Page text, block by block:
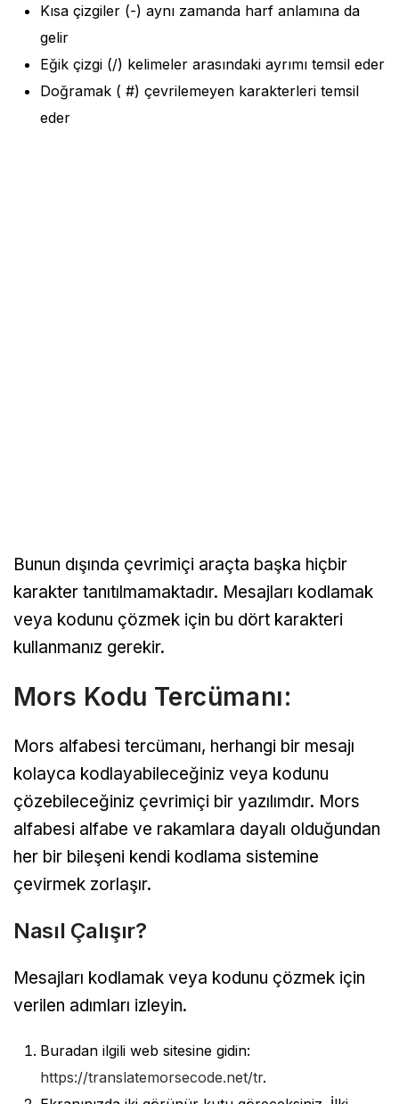
Kısa çizgiler (-) aynı zamanda harf anlamına da
gelir
Eğik çizgi (/) kelimeler arasındaki ayrımı temsil eder
Doğramak ( #) çevrilemeyen karakterleri temsil
eder
Bunun dışında çevrimiçi araçta başka hiçbir
karakter tanıtılmamaktadır. Mesajları kodlamak
veya kodunu çözmek için bu dört karakteri
kullanmanız gerekir.
Mors Kodu Tercümanı:
Mors alfabesi tercümanı, herhangi bir mesajı
kolayca kodlayabileceğiniz veya kodunu
çözebileceğiniz çevrimiçi bir yazılımdır. Mors
alfabesi alfabe ve rakamlara dayalı olduğundan
her bir bileşeni kendi kodlama sistemine
çevirmek zorlaşır.
Nasıl Çalışır?
Mesajları kodlamak veya kodunu çözmek için
verilen adımları izleyin.
Buradan ilgili web sitesine gidin:
https://translatemorsecode.net/tr.